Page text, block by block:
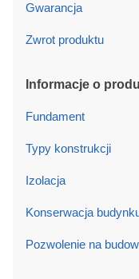
Gwarancja
Zwrot produktu
Informacje o
Fundament
Typy konstrukcji
Izolacja
Konserwacja
Pozwolenie na